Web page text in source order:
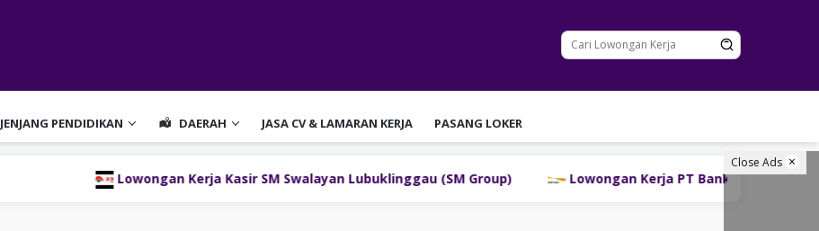
JENJANG PENDIDIKAN DAERAH JASA CV & LAMARAN KERJA PASANG LOKER
Close Ads
Lowongan Kerja Kasir SM Swalayan Lubuklinggau (SM Group) Lowongan Kerja PT Bank Danamon Indonesia Tbk